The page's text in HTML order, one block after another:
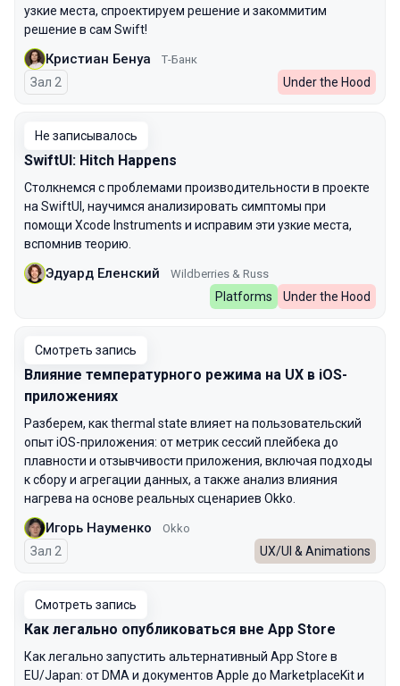
узкие места, спроектируем решение и закоммитим
решение в сам Swift!
Кристиан Бенуа Т-Банк
Зал 2 Under the Hood
Не записывалось
SwiftUI: Hitch Happens
Столкнемся с проблемами производительности в проекте
на SwiftUI, научимся анализировать симптомы при
помощи Xcode Instruments и исправим эти узкие места,
вспомнив теорию.
Эдуард Еленский Wildberries & Russ
Platforms Under the Hood
Смотреть запись
Влияние температурного режима на UX в iOS-
приложениях
Разберем, как thermal state влияет на пользовательский
опыт iOS-приложения: от метрик сессий плейбека до
плавности и отзывчивости приложения, включая подходы
к сбору и агрегации данных, а также анализ влияния
нагрева на основе реальных сценариев Okko.
Игорь Науменко Okko
Зал 2 UX/UI & Animations
Смотреть запись
Как легально опубликоваться вне App Store
Как легально запустить альтернативный App Store в
EU/Japan: от DMA и документов Apple до MarketplaceKit и